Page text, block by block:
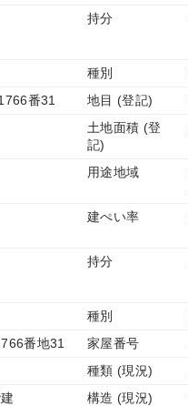
持分
種別
番31 地目 (登記)
土地面積 (登
記)
用途地域
建ぺい率
持分
種別
番地31 家屋番号
種類 (現況)
構造 (現況)